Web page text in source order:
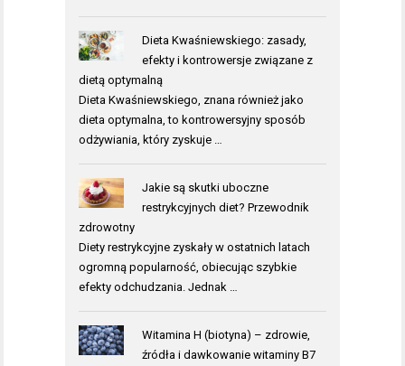
Dieta Kwaśniewskiego: zasady,
efekty i kontrowersje związane z
dietą optymalną
Dieta Kwaśniewskiego, znana również jako
dieta optymalna, to kontrowersyjny sposób
odżywiania, który zyskuje …
Jakie są skutki uboczne
restrykcyjnych diet? Przewodnik
zdrowotny
Diety restrykcyjne zyskały w ostatnich latach
ogromną popularność, obiecując szybkie
efekty odchudzania. Jednak …
Witamina H (biotyna) – zdrowie,
źródła i dawkowanie witaminy B7